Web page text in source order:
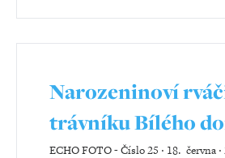
Narozeninoví
trávníku Bílého
ECHO FOTO-Číslo 25 ‧ 18. června ‧